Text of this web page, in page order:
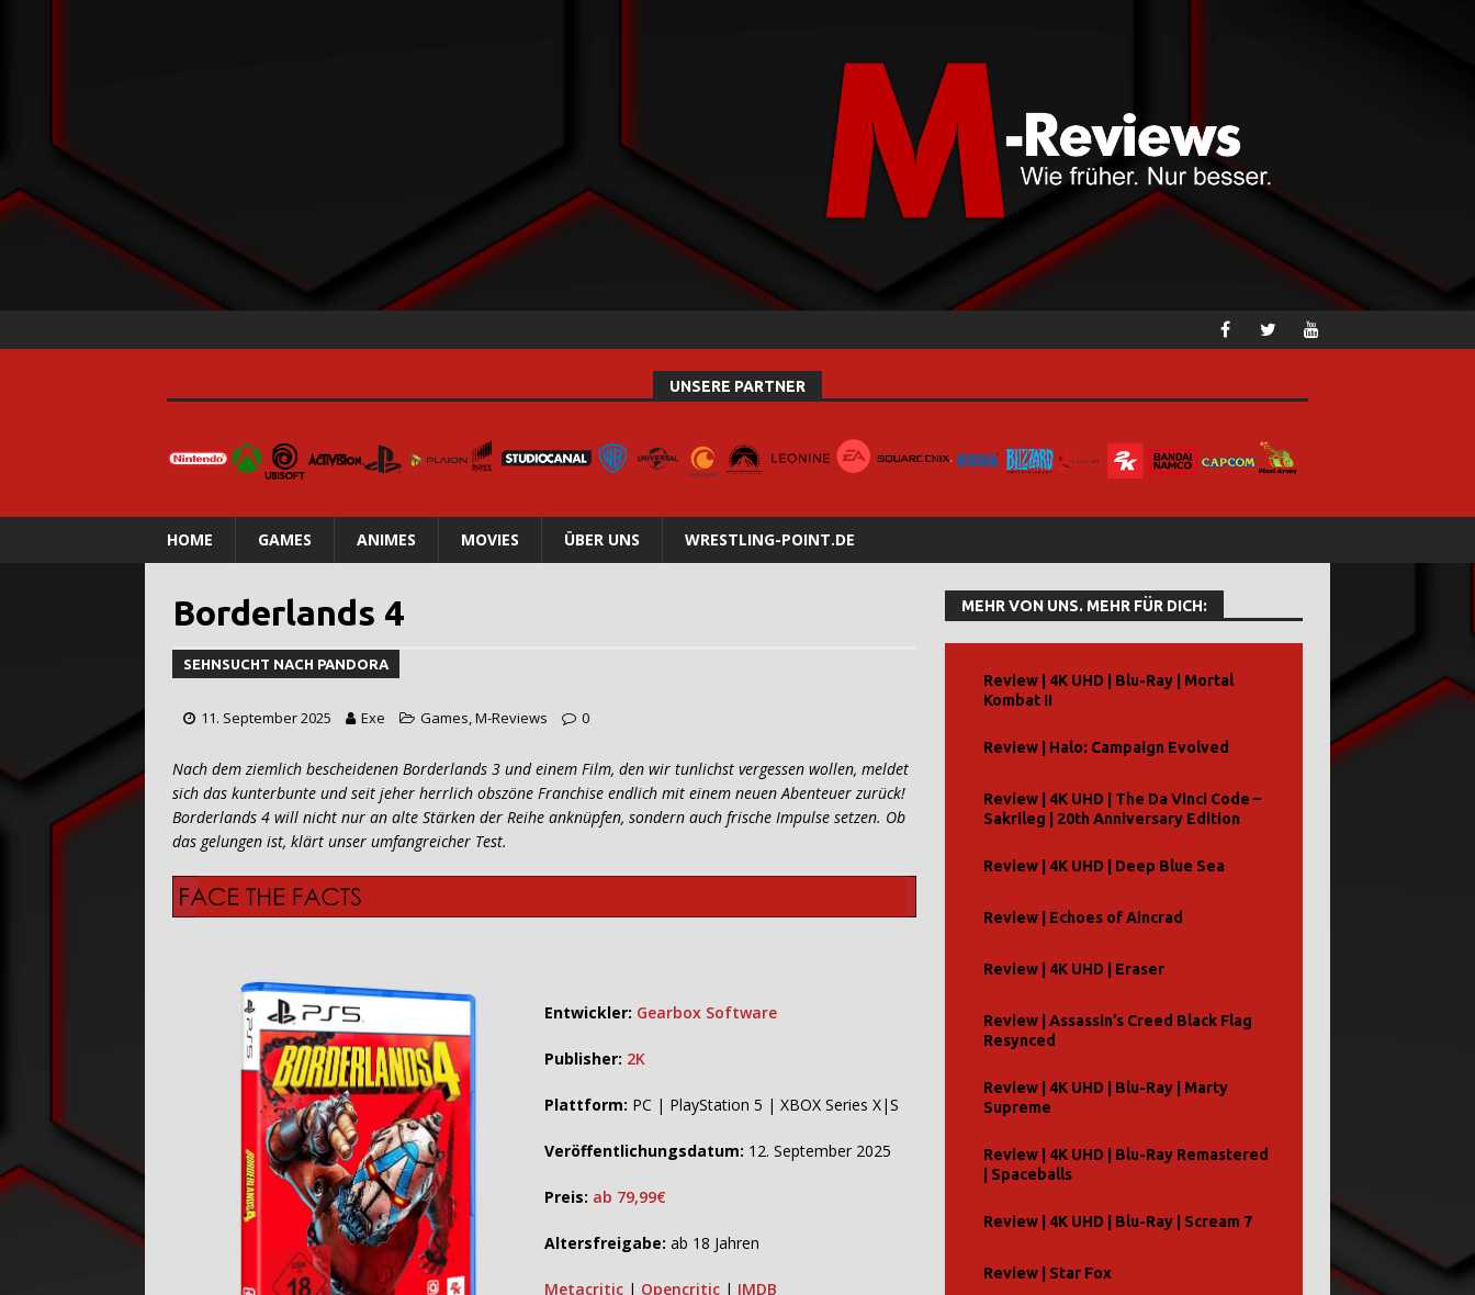
UNSERE PARTNER
HOME GAMES ANIMES MOVIES ÜBER UNS WRESTLING-POINT.DE
Borderlands 4
SEHNSUCHT NACH PANDORA
11. September 2025 Exe Games,M-Reviews 0
Nach dem ziemlich bescheidenen Borderlands 3 und einem Film, den wir tunlichst vergessen wollen, meldet
sich das kunterbunte und seit jeher herrlich obszöne Franchise endlich mit einem neuen Abenteuer zurück!
Borderlands 4 will nicht nur an alte Stärken der Reihe anknüpfen, sondern auch frische Impulse setzen. Ob
das gelungen ist, klärt unser umfangreicher Test.
Entwickler: Gearbox Software
Publisher: 2K
Plattform: PC | PlayStation 5 | XBOX Series X|S
Veröffentlichungsdatum: 12. September 2025
Preis: ab 79,99€
Altersfreigabe: ab 18 Jahren
Metacritic | Opencritic | IMDB
MEHR VON UNS. MEHR FÜR DICH:
Review | 4K UHD | Blu-Ray | Mortal
Kombat II
Review | Halo: Campaign Evolved
Review | 4K UHD | The Da Vinci Code –
Sakrileg | 20th Anniversary Edition
Review | 4K UHD | Deep Blue Sea
Review | Echoes of Aincrad
Review | 4K UHD | Eraser
Review | Assassin’s Creed Black Flag
Resynced
Review | 4K UHD | Blu-Ray | Marty
Supreme
Review | 4K UHD | Blu-Ray Remastered
| Spaceballs
Review | 4K UHD | Blu-Ray | Scream 7
Review | Star Fox